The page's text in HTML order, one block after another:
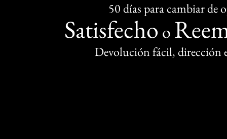
50 días para cambiar de
Satisfecho o
Devolución fácil, dirección